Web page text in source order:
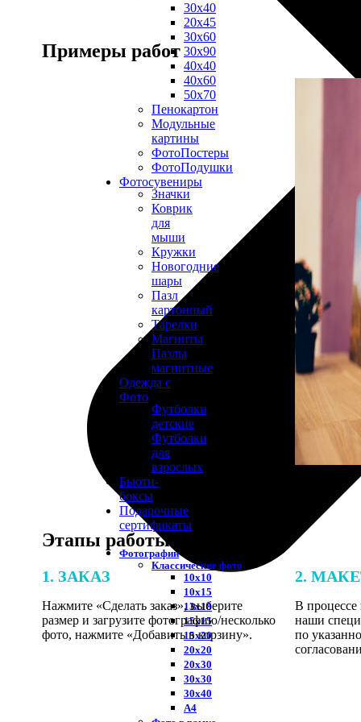
30х40
20х45
30х60
30х90
40х40
40х60
50х70
Пенокартон
Модульные
картины
ФотоПостеры
ФотоПодушки
Фотоcувениры
Значки
Коврик
для
мыши
Кружки
Новогодние
шары
Пазл
картонный
Тарелки
Магниты
Пазлы
магнитные
Одежда с
Фото
Футболки
детские
Футболки
для
взрослых
Бьюти-
боксы
Подарочные
сертификаты
Фотографии
Классические фото
10х10
10х15
13х18
15х15
15х20
20х20
20х30
30х30
30х40
А4
Примеры работ
Этапы работы
1. ЗАКАЗ
Нажмите «Сделать заказ», выберите
размер и загрузите фотографию/несколько
фото, нажмите «Добавить в корзину».
2.
В процессе
наши
по